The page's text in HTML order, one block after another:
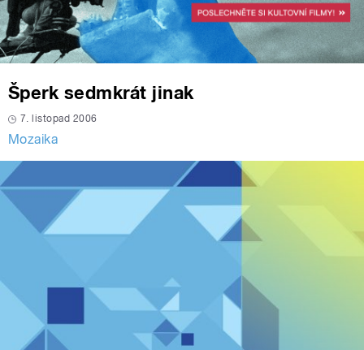
Šperk sedmkrát jinak
7. listopad 2006
Mozaika